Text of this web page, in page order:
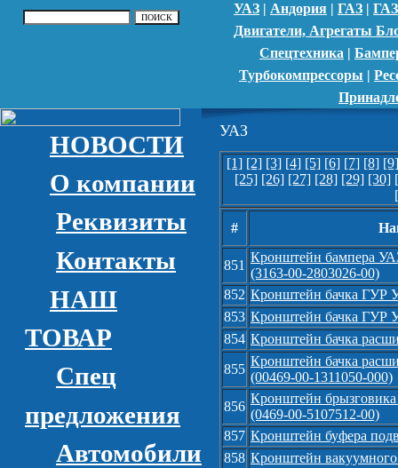
УАЗ | Андория | ГАЗ |
Двигатели, Агрегаты
Спецтехника |
Турбокомпрессоры |
НОВОСТИ
О компании
Реквизиты
Контакты
НАШ
ТОВАР
Спец
предложения
Автомобили
УАЗ
[1] [2] [3] [4] [5] [6] [7] [8] [9]
[25] [26] [27] [28] [29] [30]
#
851
Кронштейн бампера
(3163-00-2803026-00)
852 Кронштейн бачка ГУР
853 Кронштейн бачка ГУР
854 Кронштейн бачка
855
Кронштейн бачка
(00469-00-1311050-000)
856
Кронштейн брызговика
(0469-00-5107512-00)
857 Кронштейн буфера
858 Кронштейн